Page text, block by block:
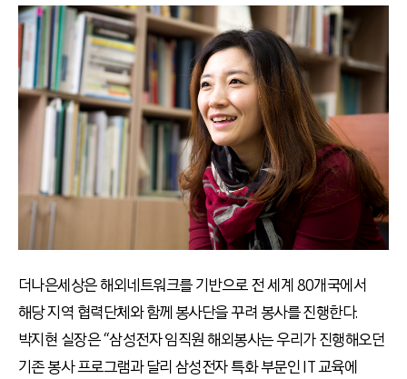
더나은세상은 해외네트워크를 기반으로 전 세계 80개국에서
해당 지역 협력단체와 함께 봉사단을 꾸려 봉사를 진행한다.
박지현 실장은 “삼성전자 임직원 해외봉사는 우리가 진행해오던
기존 봉사 프로그램과 달리 삼성전자 특화 부문인 IT 교육에